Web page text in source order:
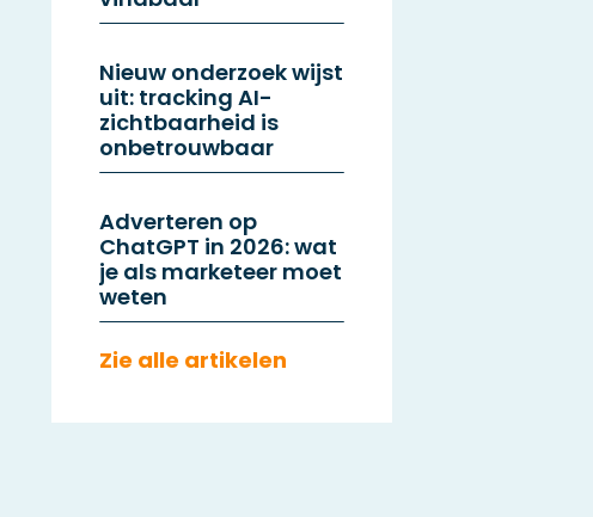
Nieuw onderzoek wijst
uit: tracking AI-
zichtbaarheid is
onbetrouwbaar
Adverteren op
ChatGPT in 2026: wat
je als marketeer moet
weten
Zie alle artikelen